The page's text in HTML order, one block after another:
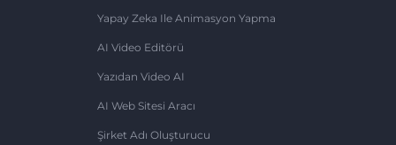
Yapay Zeka Ile Animasyon Yapma
AI Video Editörü
Yazıdan Video AI
AI Web Sitesi Aracı
Şirket Adı Oluşturucu